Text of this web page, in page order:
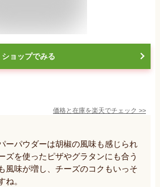
ショップでみる
価格と在庫を楽天でチェック >>
ーパウダーは胡椒の風味も感じられ
ズを使ったピザやグラタンにも合う
風味が増し、チーズのコクもいっそ
ね。